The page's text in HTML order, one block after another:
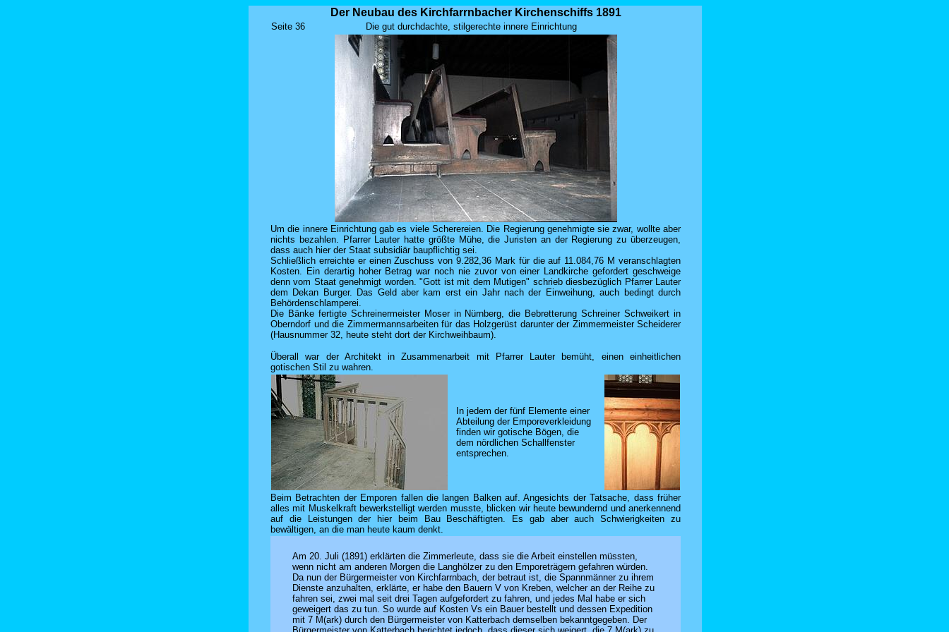
Der Neubau des Kirchfarrnbacher Kirchenschiffs 1891
Seite 36 Die gut durchdachte, stilgerechte innere Einrichtung
Um die innere Einrichtung gab es viele Scherereien. Die Regierung genehmigte sie zwar, wollte aber
nichts bezahlen. Pfarrer Lauter hatte größte Mühe, die Juristen an der Regierung zu überzeugen,
dass auch hier der Staat subsidiär baupflichtig sei.
Schließlich erreichte er einen Zuschuss von 9.282,36 Mark für die auf 11.084,76 M veranschlagten
Kosten. Ein derartig hoher Betrag war noch nie zuvor von einer Landkirche gefordert geschweige
denn vom Staat genehmigt worden. "Gott ist mit dem Mutigen" schrieb diesbezüglich Pfarrer Lauter
dem Dekan Burger. Das Geld aber kam erst ein Jahr nach der Einweihung, auch bedingt durch
Behördenschlamperei.
Die Bänke fertigte Schreinermeister Moser in Nürnberg, die Bebretterung Schreiner Schweikert in
Oberndorf und die Zimmermannsarbeiten für das Holzgerüst darunter der Zimmermeister Scheiderer
(Hausnummer 32, heute steht dort der Kirchweihbaum).
Überall war der Architekt in Zusammenarbeit mit Pfarrer Lauter bemüht, einen einheitlichen
gotischen Stil zu wahren.
In jedem der fünf Elemente einer
Abteilung der Emporeverkleidung
finden wir gotische Bögen, die
dem nördlichen Schallfenster
entsprechen.
Beim Betrachten der Emporen fallen die langen Balken auf. Angesichts der Tatsache, dass früher
alles mit Muskelkraft bewerkstelligt werden musste, blicken wir heute bewundernd und anerkennend
auf die Leistungen der hier beim Bau Beschäftigten. Es gab aber auch Schwierigkeiten zu
bewältigen, an die man heute kaum denkt.
Am 20. Juli (1891) erklärten die Zimmerleute, dass sie die Arbeit einstellen müssten,
wenn nicht am anderen Morgen die Langhölzer zu den Emporeträgern gefahren würden.
Da nun der Bürgermeister von Kirchfarrnbach, der betraut ist, die Spannmänner zu ihrem
Dienste anzuhalten, erklärte, er habe den Bauern V von Kreben, welcher an der Reihe zu
fahren sei, zwei mal seit drei Tagen aufgefordert zu fahren, und jedes Mal habe er sich
geweigert das zu tun. So wurde auf Kosten Vs ein Bauer bestellt und dessen Expedition
mit 7 M(ark) durch den Bürgermeister von Katterbach demselben bekanntgegeben. Der